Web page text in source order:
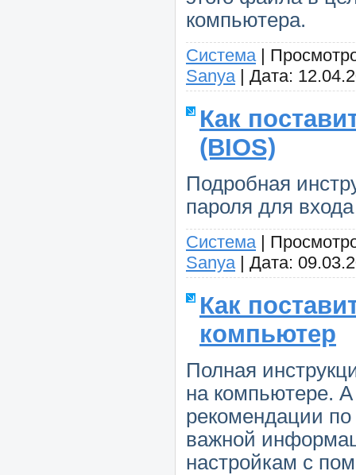
компьютера.
Система |
Sanya | Дата:
Как
(BIOS)
Подробная
пароля для
Система |
Sanya | Дата:
Как
компьютер
Полная
на компьютере.
рекомендации
важной
настройкам с